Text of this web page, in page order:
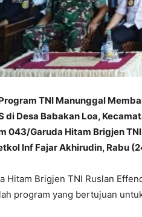
TNI Manunggal
di Desa Babakan Loa,
043/Garuda Hitam Brigjen
Inf Fajar Akhirudin, Rabu
Hitam Brigjen TNI Ruslan
program yang bertujuan